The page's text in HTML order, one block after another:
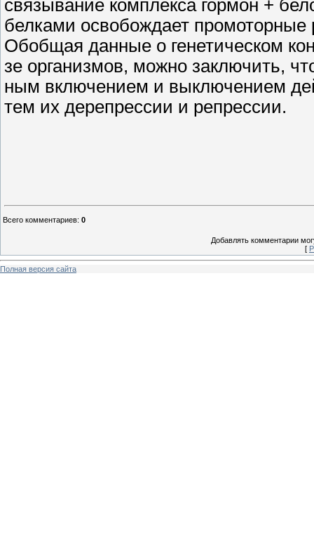
связывание комплекса гормон +
белками освобождает
Обобщая данные о генетическом
зе организмов, можно заключить,
ным включением и выключением
тем их дерепрессии и репрессии.
Всего комментариев: 0
Добавлять комментарии
[
Полная версия сайта